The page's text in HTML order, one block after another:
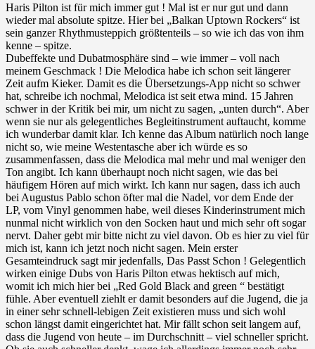
Haris Pilton ist für mich immer gut ! Mal ist er nur gut und dann
wieder mal absolute spitze. Hier bei „Balkan Uptown Rockers“ ist
sein ganzer Rhythmusteppich größtenteils – so wie ich das von ihm
kenne – spitze.
Dubeffekte und Dubatmosphäre sind – wie immer – voll nach
meinem Geschmack ! Die Melodica habe ich schon seit längerer
Zeit aufm Kieker. Damit es die Übersetzungs-App nicht so schwer
hat, schreibe ich nochmal, Melodica ist seit etwa mind. 15 Jahren
schwer in der Kritik bei mir, um nicht zu sagen, „unten durch“. Aber
wenn sie nur als gelegentliches Begleitinstrument auftaucht, komme
ich wunderbar damit klar. Ich kenne das Album natürlich noch lange
nicht so, wie meine Westentasche aber ich würde es so
zusammenfassen, dass die Melodica mal mehr und mal weniger den
Ton angibt. Ich kann überhaupt noch nicht sagen, wie das bei
häufigem Hören auf mich wirkt. Ich kann nur sagen, dass ich auch
bei Augustus Pablo schon öfter mal die Nadel, vor dem Ende der
LP, vom Vinyl genommen habe, weil dieses Kinderinstrument mich
nunmal nicht wirklich von den Socken haut und mich sehr oft sogar
nervt. Daher gebt mir bitte nicht zu viel davon. Ob es hier zu viel für
mich ist, kann ich jetzt noch nicht sagen. Mein erster
Gesamteindruck sagt mir jedenfalls, Das Passt Schon ! Gelegentlich
wirken einige Dubs von Haris Pilton etwas hektisch auf mich,
womit ich mich hier bei „Red Gold Black and green “ bestätigt
fühle. Aber eventuell ziehlt er damit besonders auf die Jugend, die ja
in einer sehr schnell-lebigen Zeit existieren muss und sich wohl
schon längst damit eingerichtet hat. Mir fällt schon seit langem auf,
dass die Jugend von heute – im Durchschnitt – viel schneller spricht.